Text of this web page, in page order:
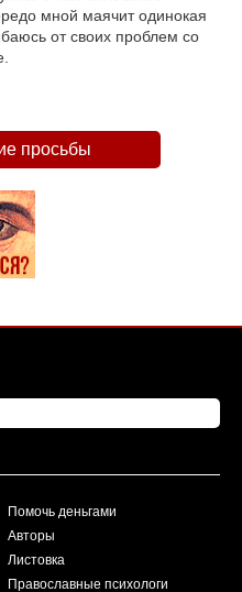
мной маячит одинокая
от своих проблем со
просьбы
Помочь деньгами
Авторы
Листовка
Православные психологи